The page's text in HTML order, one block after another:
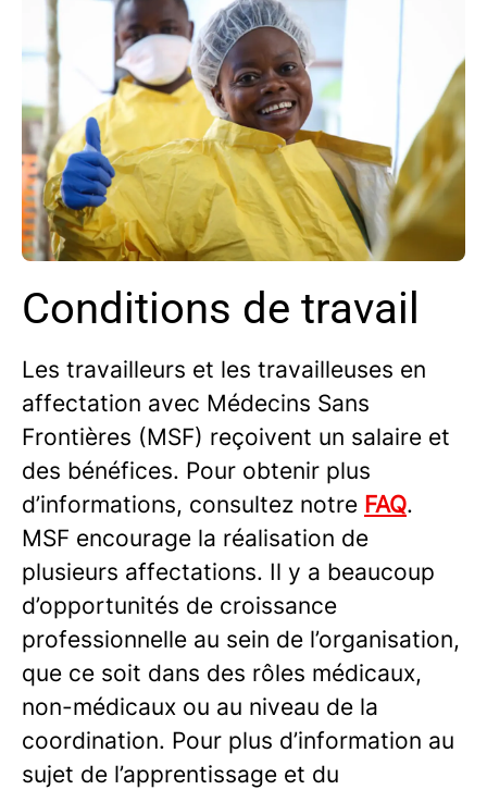
Conditions de travail
Les travailleurs et les travailleuses en
affectation avec Médecins Sans
Frontières (MSF) reçoivent un salaire et
des bénéfices. Pour obtenir plus
d’informations, consultez notre FAQ.
MSF encourage la réalisation de
plusieurs affectations. Il y a beaucoup
d’opportunités de croissance
professionnelle au sein de l’organisation,
que ce soit dans des rôles médicaux,
non-médicaux ou au niveau de la
coordination. Pour plus d’information au
sujet de l’apprentissage et du